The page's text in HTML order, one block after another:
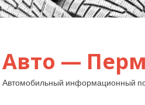
Авто —
Автомобильный информационный